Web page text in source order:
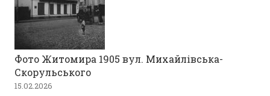
Фото Житомира 1905 вул. Михайлівська-
Скорульського
15.02.2026